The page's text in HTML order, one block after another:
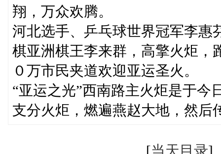
翔，万众欢腾。
河北选手、乒乓球世界冠军李惠
棋亚洲棋王李来群，高擎火炬，
０万市民夹道欢迎亚运圣火。
“亚运之光”西南路主火炬是于今
支分火炬，燃遍燕赵大地，然后
[当天目录